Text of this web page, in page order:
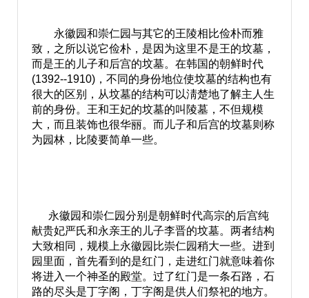
永徽园和崇仁园与其它的王陵相比俭朴而雅
致，之所以说它俭朴，是因为这里不是王的坟墓，
而是王的儿子和后宫的坟墓。在韩国的朝鲜时代
(1392--1910)，不同的身份地位使坟墓的结构也有
很大的区别，从坟墓的结构可以淸楚地了解主人生
前的身份。王和王妃的坟墓的叫陵墓，不但规模
大，而且装饰也很华丽。而儿子和后宫的坟墓则称
为园林，比陵要简单一些。
永徽园和崇仁园分别是朝鲜时代高宗的后宫纯
献贵妃严氏和永亲王的儿子李晋的坟墓。两者结构
大致相同，规模上永徽园比崇仁园稍大一些。进到
园里面，首先看到的是红门，走进红门就意味着你
将进入一个神圣的殿堂。过了红门是一条石路，石
路的尽头是丁字阁，丁字阁是供人们祭祀的地方。